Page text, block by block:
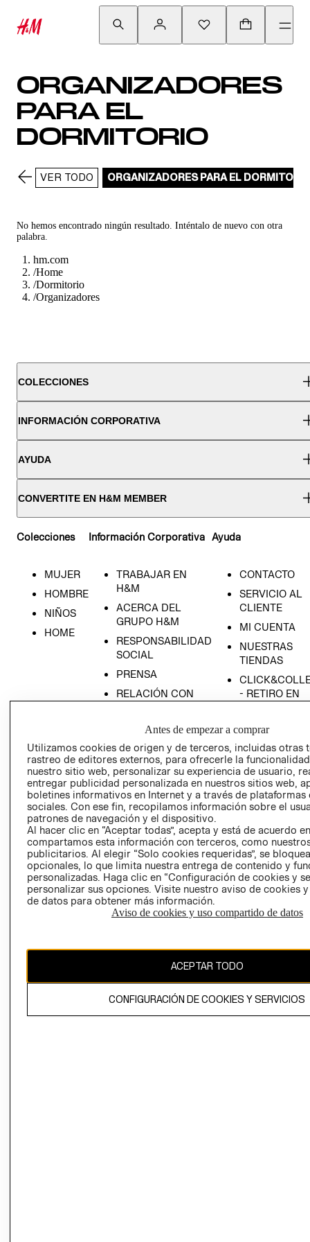
ORGANIZADORES
PARA EL
DORMITORIO
VER TODO ORGANIZADORES PARA EL
No hemos encontrado ningún resultado. Inténtalo de nuevo con otra
palabra.
hm.com
/Home
/Dormitorio
/Organizadores
COLECCIONES
INFORMACIÓN CORPORATIVA
AYUDA
CONVERTITE EN H&M MEMBER
Colecciones
MUJER
HOMBRE
NIÑOS
HOME
Información Corporativa
TRABAJAR EN
H&M
ACERCA DEL
GRUPO H&M
RESPONSABILIDAD
SOCIAL
PRENSA
RELACIÓN CON
POLÍTICA
Ayuda
CONTACTO
SERVICIO AL
CLIENTE
MI CUENTA
NUESTRAS
TIENDAS
- RETIRO EN
TÉRMINOS Y
AVISO DE
PRIVACIDAD
GIFT CARD
AVISO DE
COOKIES
CAMBIAR REGIÓN
Antes de empezar a comprar
Utilizamos cookies de origen y de terceros, incluidas otras
rastreo de editores externos, para ofrecerle la
nuestro sitio web, personalizar su experiencia de usuario,
entregar publicidad personalizada en nuestros sitios web,
boletines informativos en Internet y a través de plataformas
sociales. Con ese fin, recopilamos información sobre el
patrones de navegación y el dispositivo.
Al hacer clic en “Aceptar todas”, acepta y está de acuerdo
compartamos esta información con terceros, como
publicitarios. Al elegir “Solo cookies requeridas”, se
opcionales, lo que limita nuestra entrega de contenido y
personalizadas. Haga clic en “Configuración de cookies y
personalizar sus opciones. Visite nuestro aviso de cookies
de datos para obtener más información.
Aviso de cookies y uso compartido de datos
ACEPTAR TODO
CONFIGURACIÓN DE COOKIES Y SERVICIOS